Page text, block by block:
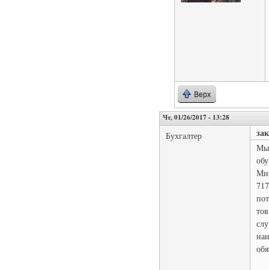
Верх
Чт, 01/26/2017 - 13:28
Бухгалтер
Мы